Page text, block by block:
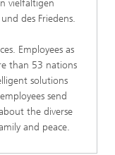
vielfältigen
des Friedens.
Employees as
than 53 nations
solutions
send
the diverse
and peace.